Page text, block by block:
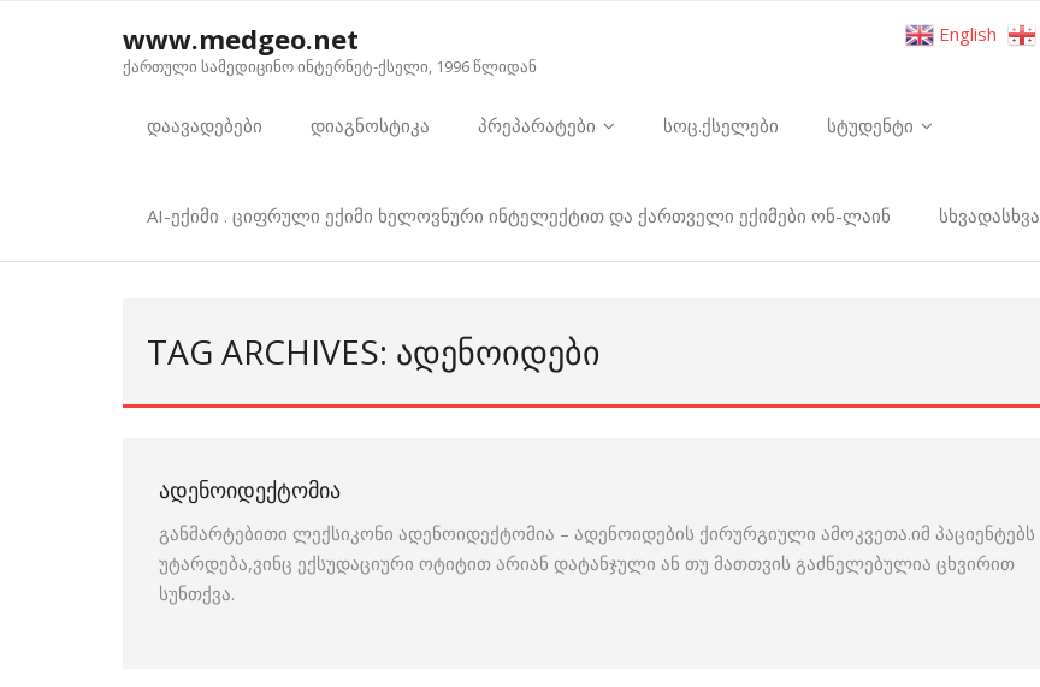
www.medgeo.net
ქართული სამედიცინო ინტერნეტ-ქსელი, 1996 წლიდან
დაავადებები დიაგნოსტიკა პრეპარატები სოც.ქსელები სტუდენტი
AI-ექიმი . ციფრული ექიმი ხელოვნური ინტელექტით და ქართველი ექიმები ონ-ლაინ სხვადასხვა
TAG ARCHIVES: ᲐᲓᲔᲜᲝᲘᲓᲔᲑᲘ
ᲐᲓᲔᲜᲝᲘᲓᲔᲥᲢᲝᲛᲘᲐ
განმარტებითი ლექსიკონი ადენოიდექტომია – ადენოიდების ქირურგიული ამოკვეთა.იმ პაციენტებს
უტარდება,ვინც ექსუდაციური ოტიტით არიან დატანჯული ან თუ მათთვის გაძნელებულია ცხვირით
სუნთქვა.
English